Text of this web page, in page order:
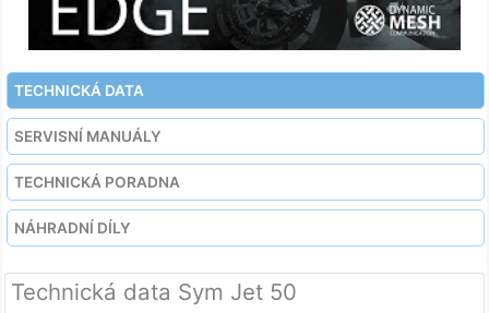
TECHNICKÁ DATA
SERVISNÍ MANUÁLY
TECHNICKÁ PORADNA
NÁHRADNÍ DÍLY
Technická data Sym Jet 50